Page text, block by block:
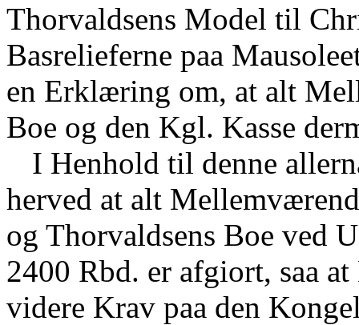
Thorvaldsens Model til
Basrelieferne paa
en Erklæring om, at alt
Boe og den Kgl. Kasse
I Henhold til denne
herved at alt
og Thorvaldsens Boe ved
2400 Rbd. er afgiort, saa
videre Krav paa den